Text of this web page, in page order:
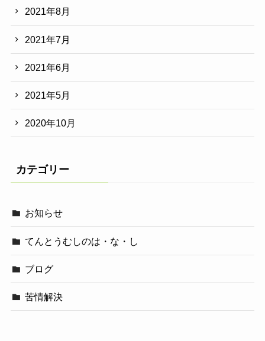
2021年8月
2021年7月
2021年6月
2021年5月
2020年10月
カテゴリー
お知らせ
てんとうむしのは・な・し
ブログ
苦情解決